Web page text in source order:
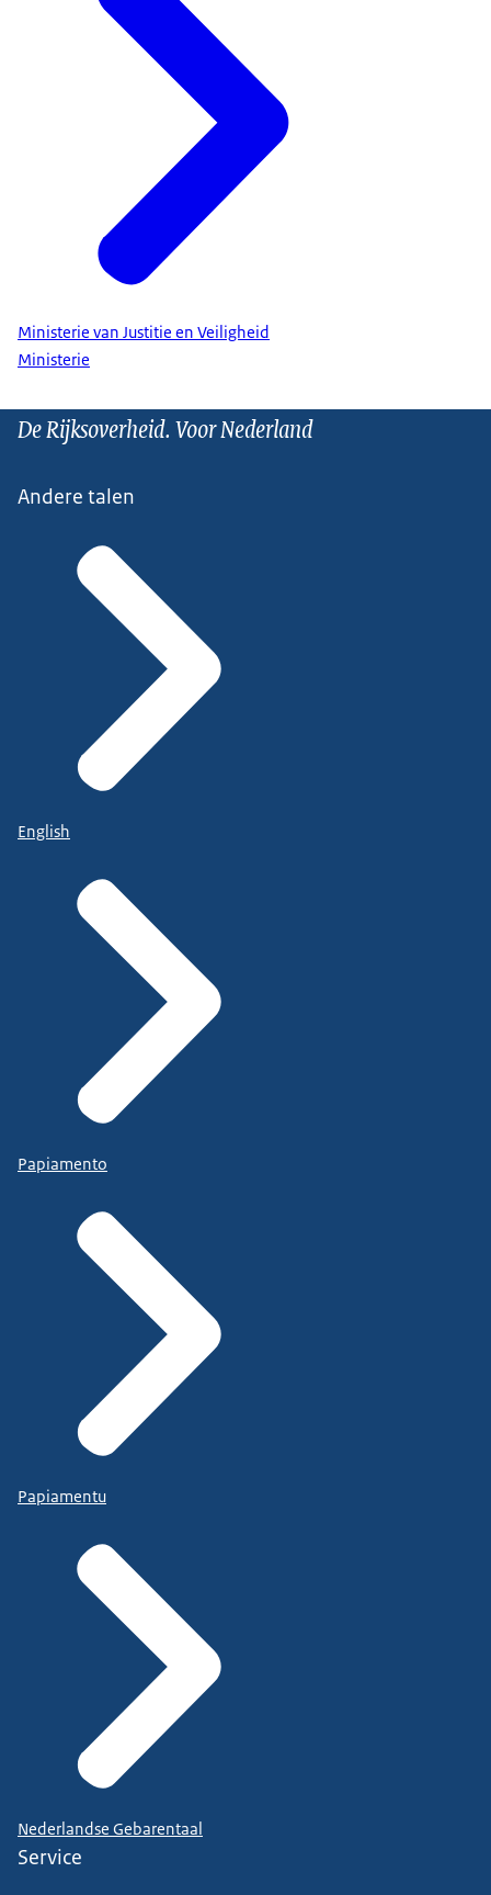
Ministerie van Justitie en Veiligheid
Ministerie
De Rijksoverheid. Voor Nederland
Andere talen
English
Papiamento
Papiamentu
Nederlandse Gebarentaal
Service